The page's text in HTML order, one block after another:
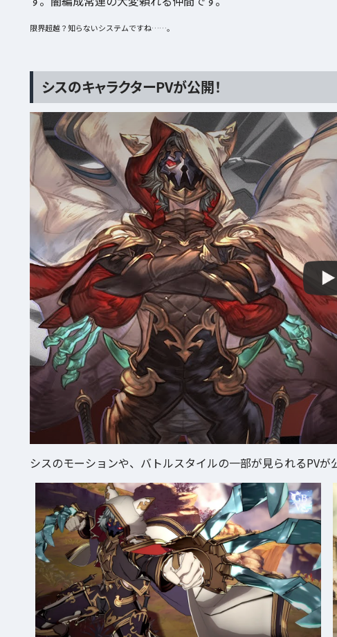
限界超越？知らないシステムですね……。
シスのキャラクターPVが公開！
シスのモーションや、バトルスタイルの一部が見られるPVが